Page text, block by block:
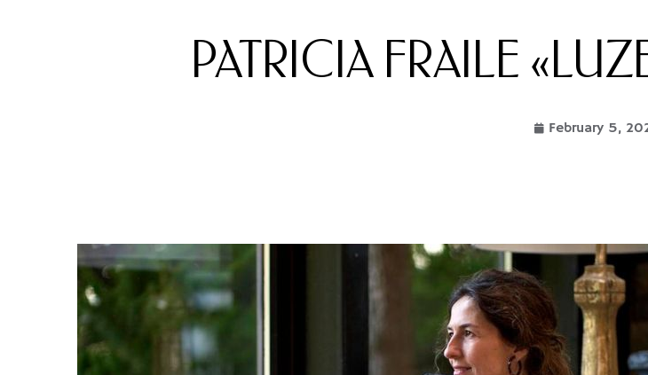
PATRICIA FRAILE
February 5,